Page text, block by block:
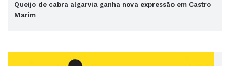
Queijo de cabra algarvia ganha nova expressão em Castro
Marim